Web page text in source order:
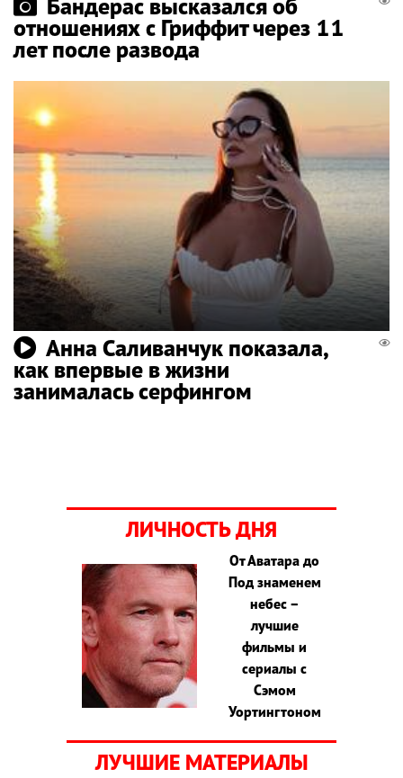
отношениях с Гриффит через 11
лет после развода
Анна Саливанчук показала,
как впервые в жизни
занималась серфингом
ЛИЧНОСТЬ ДНЯ
От Аватара до
Под знаменем
небес –
лучшие
фильмы и
сериалы с
Сэмом
Уортингтоном
ЛУЧШИЕ МАТЕРИАЛЫ